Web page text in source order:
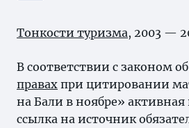
Тонкости туризма, 2003 —
В соответствии с законом об
правах при цитировании
на Бали в ноябре»
ссылка на источник